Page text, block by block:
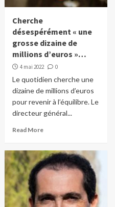
Cherche
désespérément « une
grosse dizaine de
millions d’euros »…
4 mai 2022 0
Le quotidien cherche une
dizaine de millions d’euros
pour revenir à l’équilibre. Le
directeur général...
Read More